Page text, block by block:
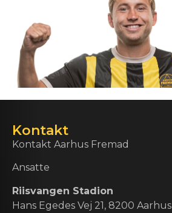
Kontakt
Kontakt Aarhus Fremad
Ansatte
Riisvangen Stadion
Hans Egedes Vej 21, 8200 Aarhus